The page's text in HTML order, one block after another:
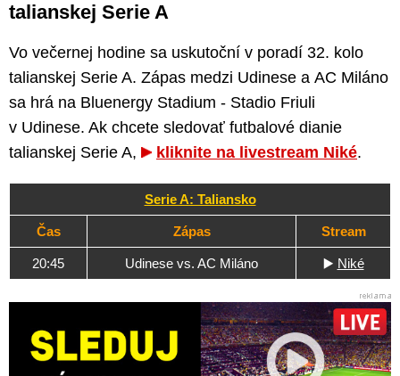
talianskej Serie A
Vo večernej hodine sa uskutoční v poradí 32. kolo
talianskej Serie A. Zápas medzi Udinese a AC Miláno
sa hrá na Bluenergy Stadium - Stadio Friuli
v Udinese. Ak chcete sledovať futbalové dianie
talianskej Serie A,
kliknite na livestream Niké.
Serie A: Taliansko
Čas Zápas Stream
20:45 Udinese vs. AC Miláno ▶️ Niké